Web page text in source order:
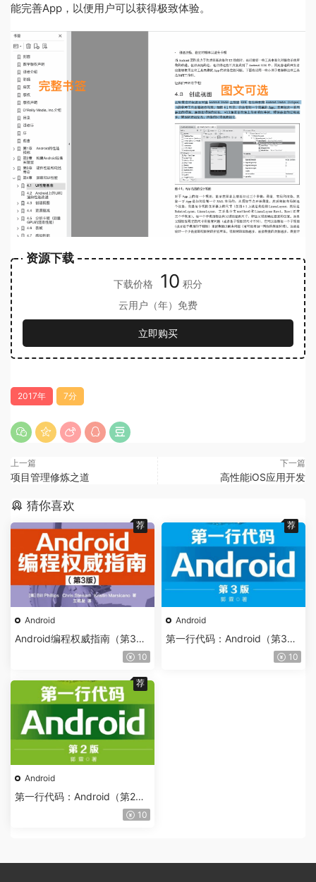
能完善App，以便用户可以获得极致体验。
资源下载
下载价格 10 积分
云用户（年）免费
立即购买
2017年 7分
上一篇
项目管理修炼之道
下一篇
高性能iOS应用开发
猜你喜欢
Android
Android编程权威指南（第3
10
荐
Android
第一行代码：Android（第3
10
荐
Android
第一行代码：Android（第2
10
荐